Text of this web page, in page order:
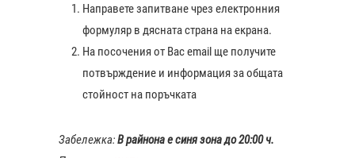
Направете запитване чрез електронния
формуляр в дясната страна на екрана.
На посочения от Вас еmail ще получите
потвърждение и информация за общата
стойност на поръчката
Забележка:В райнона е синя зона до 20:00 ч.